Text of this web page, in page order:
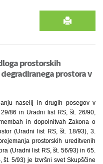
prostorskih
prostora v
naselij in drugih posegov v
86 in Uradni list RS, št. 26/90,
in dopolnitvah Zakona o
(Uradni list RS, št. 18/93), 3.
prostorskih ureditvenih
(Uradni list RS, št. 56/93) in 65.
5/93) je Izvršni svet Skupščine